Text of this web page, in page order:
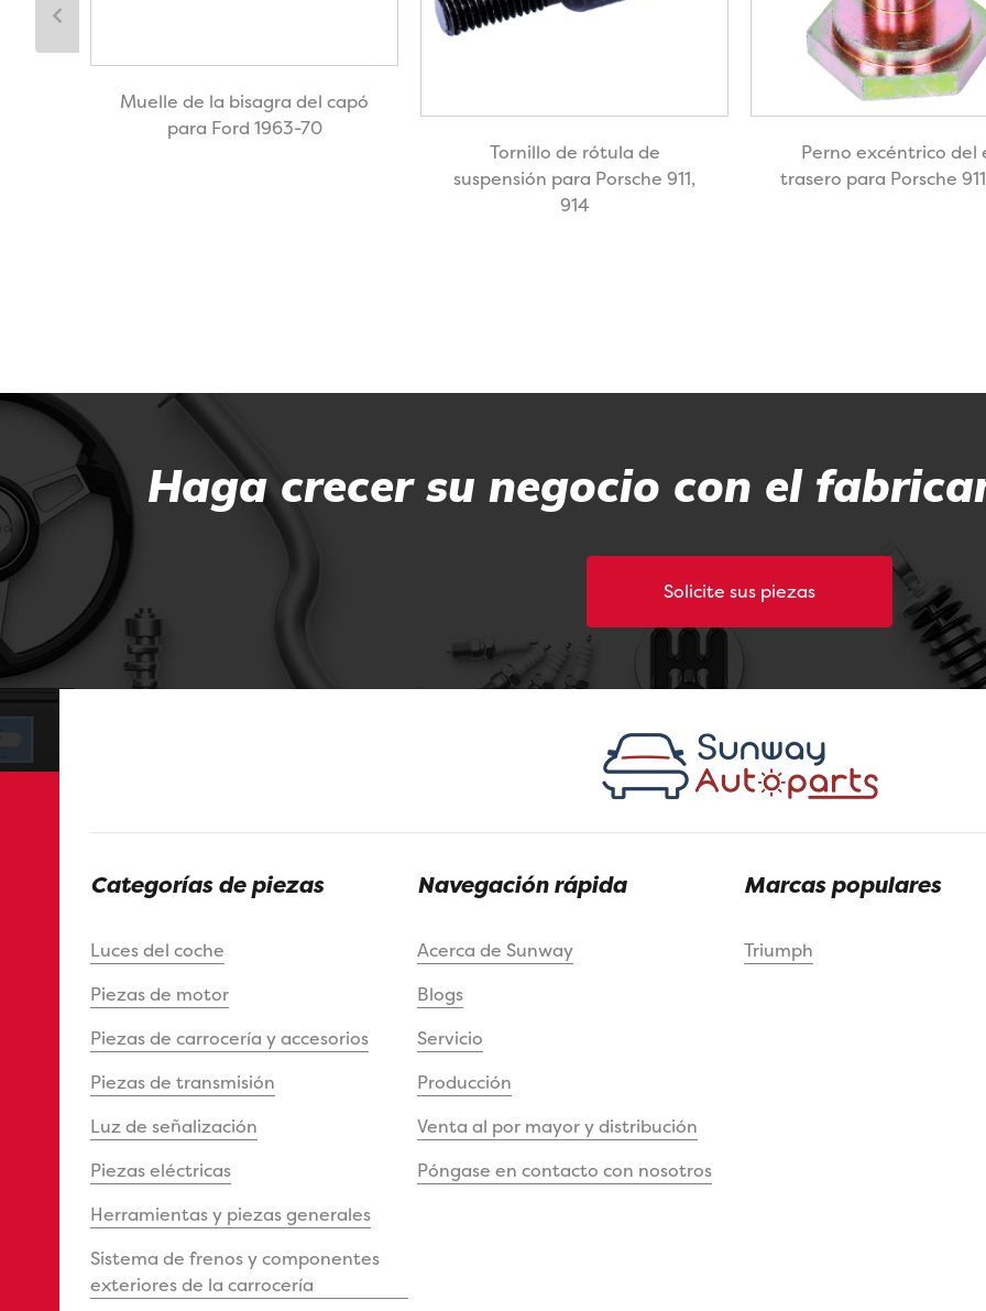
Muelle de la bisagra del capó
para Ford 1963-70
Tornillo de rótula de
suspensión para Porsche 911,
914
Perno excéntrico del
trasero para Porsche
Haga crecer su negocio con el
Solicite sus piezas
Categorías de piezas
Luces del coche
Piezas de motor
Piezas de carrocería y accesorios
Piezas de transmisión
Luz de señalización
Piezas eléctricas
Herramientas y piezas generales
Sistema de frenos y componentes
exteriores de la carrocería
Navegación rápida
Acerca de Sunway
Blogs
Servicio
Producción
Venta al por mayor y distribución
Póngase en contacto con nosotros
Marcas populares
Triumph